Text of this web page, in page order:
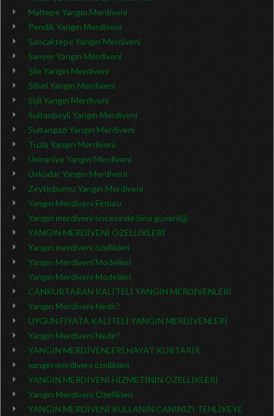
Maltepe Yangın Merdiveni
Pendik Yangın Merdiveni
Sancaktepe Yangın Merdiveni
Sarıyer Yangın Merdiveni
Şile Yangın Merdiveni
Silivri Yangın Merdiveni
Şişli Yangın Merdiveni
Sultanbeyli Yangın Merdiveni
Sultangazi Yangın Merdiveni
Tuzla Yangın Merdiveni
Ümraniye Yangın Merdiveni
Üsküdar Yangın Merdiveni
Zeytinburnu Yangın Merdiveni
Yangın Merdiveni Firması
Yangın merdiveni öncesinde bina güvenliği
YANGIN MERDİVENİ ÖZELLİKLERİ
Yangın merdiveni özellikleri
Yangın Merdiveni Modelleri
Yangın Merdiveni Modelleri
CANKURTARAN KALİTELİ YANGIN MERDİVENLERİ
Yangın Merdiveni Nedir?
UYGUN FİYATA KALİTELİ YANGIN MERDİVENLERİ
Yangın Merdiveni Nedir?
YANGIN MERDİVENLERİ HAYAT KURTARIR
yangın merdiveni özellikleri
YANGIN MERDİVENİ HİZMETİNİN ÖZELLİKLERİ
Yangın Merdiveni Özellikleri
YANGIN MERDİVENİ KULLANIN CANINIZI TEHLİKEYE